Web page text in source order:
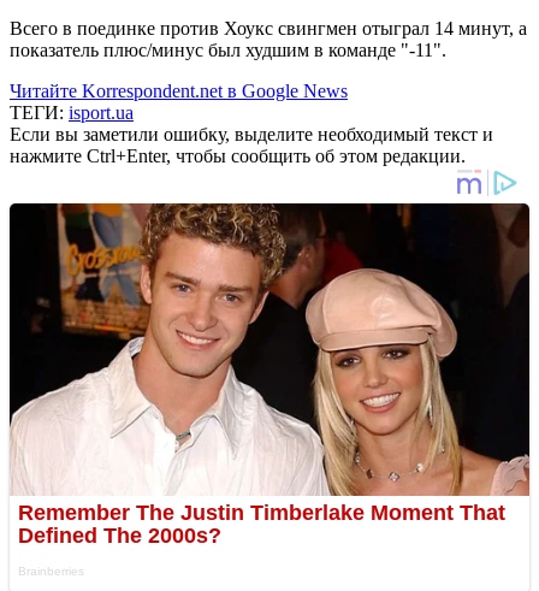
Всего в поединке против Хоукс свингмен отыграл 14 минут, а
показатель плюс/минус был худшим в команде "-11".
Читайте Korrespondent.net в Google News
ТЕГИ: isport.ua
Если вы заметили ошибку, выделите необходимый текст и
нажмите Ctrl+Enter, чтобы сообщить об этом редакции.